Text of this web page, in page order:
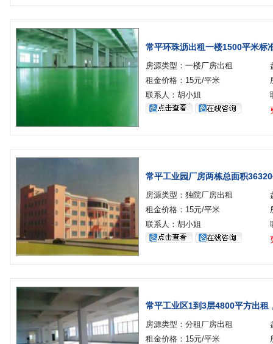
常平环珠沥出租一楼1500平米标
房源类型：一楼厂房出租
租金价格：15元/平米
联系人：胡小姐
常平工业园厂房两栋总面积
房源类型：独院厂房出租
租金价格：15元/平米
联系人：胡小姐
常平工业区1到3层4800平方出租
房源类型：分租厂房出租
租金价格：15元/平米